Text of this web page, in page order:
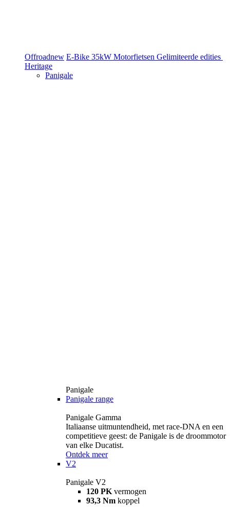
Offroadnew E-Bike 35kW Motorfietsen Gelimiteerde edities
Heritage
Panigale
Panigale
Panigale range
Panigale Gamma
Italiaanse uitmuntendheid, met race-DNA en een
competitieve geest: de Panigale is de droommotor
van elke Ducatist.
Ontdek meer
V2
Panigale V2
120 PK vermogen
93,3 Nm koppel